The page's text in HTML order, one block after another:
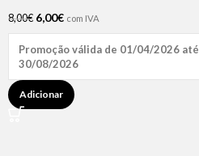
8,00€ 6,00€ com IVA
Promoção válida de 01/04/2026 até
30/08/2026
Adicionar